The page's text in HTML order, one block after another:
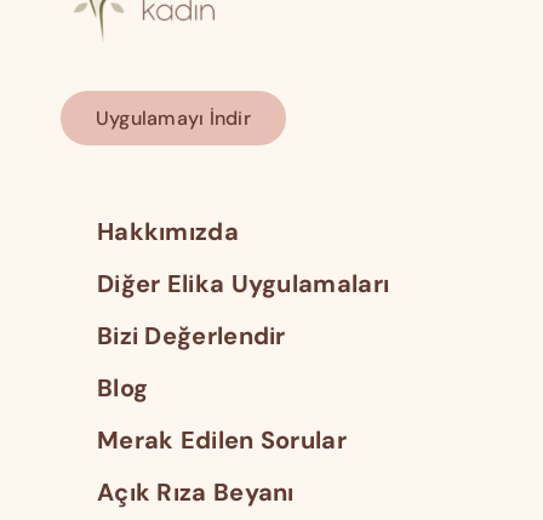
Uygulamayı İndir
Hakkımızda
Diğer Elika Uygulamaları
Bizi Değerlendir
Blog
Merak Edilen Sorular
Açık Rıza Beyanı